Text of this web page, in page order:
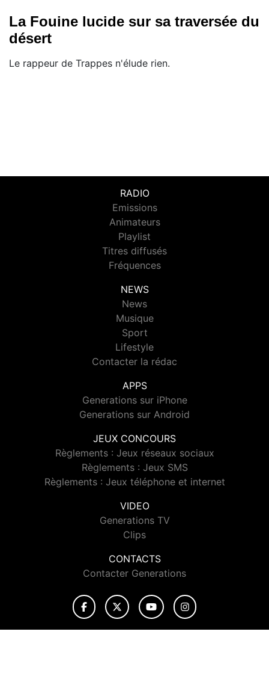
La Fouine lucide sur sa traversée du
désert
Le rappeur de Trappes n'élude rien.
RADIO
Emissions
Animateurs
Playlist
Titres diffusés
Fréquences
NEWS
News
Musique
Sport
Lifestyle
Contacter la rédac
APPS
Generations sur iPhone
Generations sur Android
JEUX CONCOURS
Règlements : Jeux réseaux sociaux
Règlements : Jeux SMS
Règlements : Jeux téléphone et internet
VIDEO
Generations TV
Clips
CONTACTS
Contacter Generations